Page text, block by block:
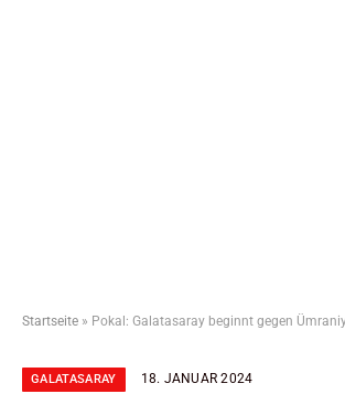
Startseite » Pokal: Galatasaray beginnt gegen
GALATASARAY 18. JANUAR 2024